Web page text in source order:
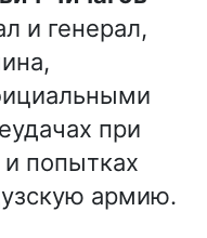
и генерал,
при
попытках
армию.